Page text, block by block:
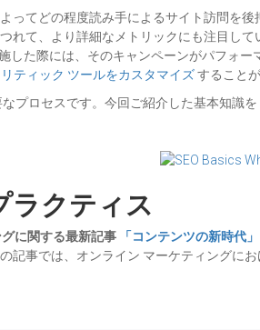
ってどの程度読み手によるサイト訪問
れて、より詳細なメトリックにも注目し
した際には、そのキャンペーンがパフォ
ティック ツールをカスタマイズすること
プロセスです。今回ご紹介した基本知識
ラクティス
に関する最新記事 「コンテンツの新時代」
記事では、オンライン マーケティングに